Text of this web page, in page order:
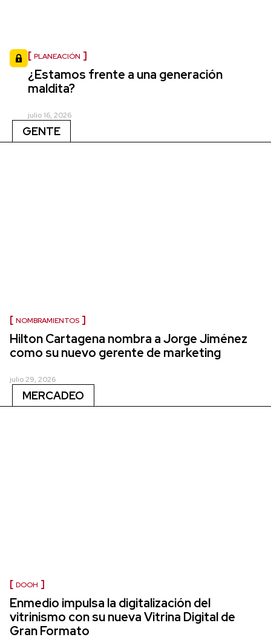
PLANEACIÓN
¿Estamos frente a una generación
maldita?
julio 16, 2026
GENTE
NOMBRAMIENTOS
Hilton Cartagena nombra a Jorge Jiménez
como su nuevo gerente de marketing
julio 29, 2026
MERCADEO
DOOH
Enmedio impulsa la digitalización del
vitrinismo con su nueva Vitrina Digital de
Gran Formato